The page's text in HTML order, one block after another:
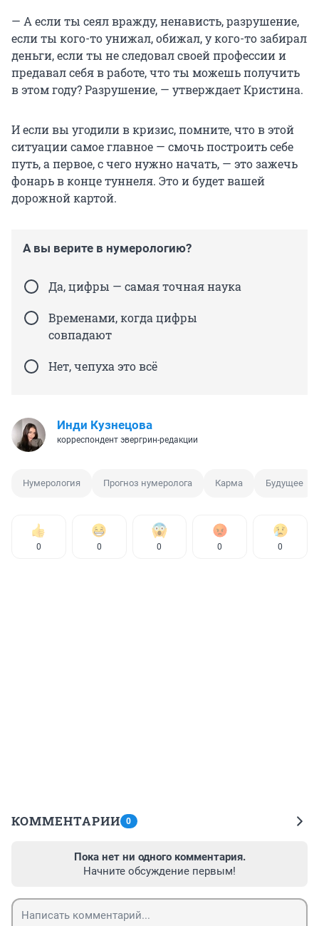
— А если ты сеял вражду, ненависть, разрушение,
если ты кого-то унижал, обижал, у кого-то забирал
деньги, если ты не следовал своей профессии и
предавал себя в работе, что ты можешь получить
в этом году? Разрушение, — утверждает Кристина.
И если вы угодили в кризис, помните, что в этой
ситуации самое главное — смочь построить себе
путь, а первое, с чего нужно начать, — это зажечь
фонарь в конце туннеля. Это и будет вашей
дорожной картой.
А вы верите в нумерологию?
Да, цифры — самая точная наука
Временами, когда цифры
совпадают
Нет, чепуха это всё
Инди Кузнецова
корреспондент эвергрин-редакции
Нумерология Прогноз нумеролога Карма Будущее
0 0 0 0 0
КОММЕНТАРИИ 0
Пока нет ни одного комментария.
Начните обсуждение первым!